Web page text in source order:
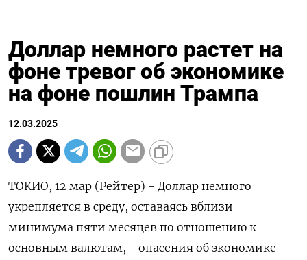
Доллар немного растет на
фоне тревог об экономике
на фоне пошлин Трампа
12.03.2025
ТОКИО, 12 мар (Рейтер) - Доллар немного
укрепляется в среду, оставаясь вблизи
минимума пяти месяцев по отношению к
основным валютам, - опасения об экономике